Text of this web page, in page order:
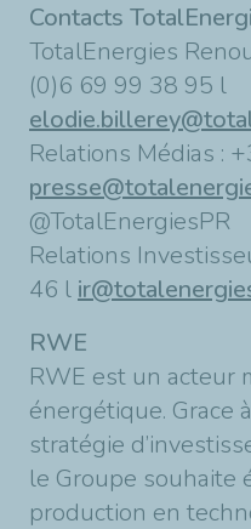
Contacts
TotalEnergies
(0)6 69 99 38 95 l
Relations Médias :
@TotalEnergiesPR
Relations
46 l
RWE
RWE est un acteur
énergétique. Grace
stratégie
le Groupe souhaite
production en